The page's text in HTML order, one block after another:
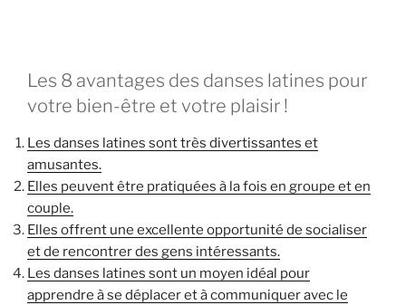
Les 8 avantages des danses latines pour
votre bien-être et votre plaisir !
Les danses latines sont très divertissantes et
amusantes.
Elles peuvent être pratiquées à la fois en groupe et en
couple.
Elles offrent une excellente opportunité de socialiser
et de rencontrer des gens intéressants.
Les danses latines sont un moyen idéal pour
apprendre à se déplacer et à communiquer avec le